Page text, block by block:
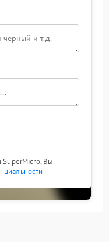
SuperMicro, Вы